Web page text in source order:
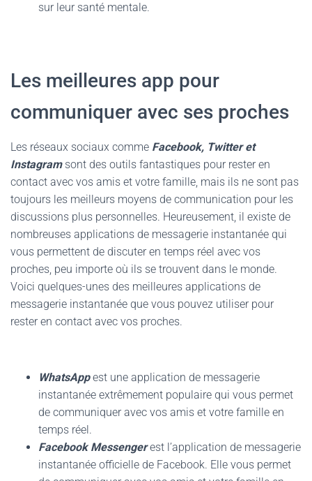
sur leur santé mentale.
Les meilleures app pour
communiquer avec ses proches
Les réseaux sociaux comme Facebook, Twitter et
Instagramsont des outils fantastiques pour rester en
contact avec vos amis et votre famille, mais ils ne sont pas
toujours les meilleurs moyens de communication pour les
discussions plus personnelles. Heureusement, il existe de
nombreuses applications de messagerie instantanée qui
vous permettent de discuter en temps réel avec vos
proches, peu importe où ils se trouvent dans le monde.
Voici quelques-unes des meilleures applications de
messagerie instantanée que vous pouvez utiliser pour
rester en contact avec vos proches.
WhatsAppest une application de messagerie
instantanée extrêmement populaire qui vous permet
de communiquer avec vos amis et votre famille en
temps réel.
Facebook Messengerest l’application de messagerie
instantanée officielle de Facebook. Elle vous permet